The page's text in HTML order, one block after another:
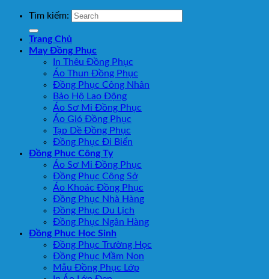
Tìm kiếm:
Trang Chủ
May Đồng Phục
In Thêu Đồng Phục
Áo Thun Đồng Phục
Đồng Phục Công Nhân
Bảo Hộ Lao Động
Áo Sơ Mi Đồng Phục
Áo Gió Đồng Phục
Tạp Dề Đồng Phục
Đồng Phục Đi Biển
Đồng Phục Công Ty
Áo Sơ Mi Đồng Phục
Đồng Phục Công Sở
Áo Khoác Đồng Phục
Đồng Phục Nhà Hàng
Đồng Phục Du Lịch
Đồng Phục Ngân Hàng
Đồng Phục Học Sinh
Đồng Phục Trường Học
Đồng Phục Mầm Non
Mẫu Đồng Phục Lớp